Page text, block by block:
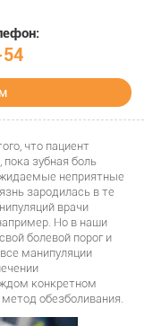
что пациент
зубная боль
неприятные
зародилась в те
врачи
Но в наши
болевой порог и
манипуляции
конкретном
обезболивания.